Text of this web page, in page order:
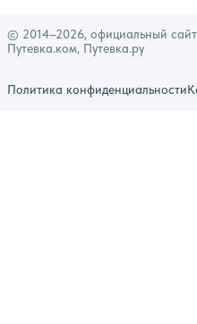
© 2014–2026, официальный
Путевка.ком, Путевка.ру
Политика конфиденциальности